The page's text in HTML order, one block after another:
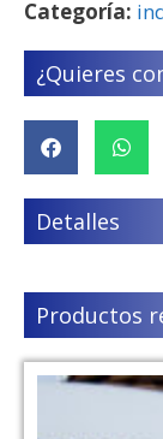
Categoría:
¿Quieres
Detalles
Productos